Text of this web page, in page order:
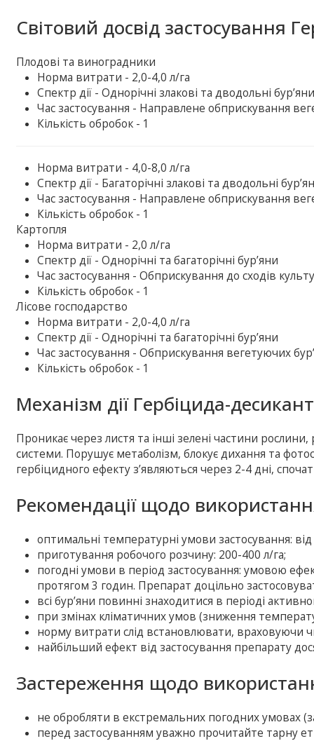
Світовий досвід застосування
Плодові та виноградники
Норма витрати - 2,0-4,0 л/га
Спектр дії - Однорічні злакові та дводольні
Час застосування - Направлене обприскування
Кількість обробок - 1
Норма витрати - 4,0-8,0 л/га
Спектр дії - Багаторічні злакові та дводольні
Час застосування - Направлене обприскування
Кількість обробок - 1
Картопля
Норма витрати - 2,0 л/га
Спектр дії - Однорічні та багаторічні бур’яни
Час застосування - Обприскування до сходів
Кількість обробок - 1
Лісове господарство
Норма витрати - 2,0-4,0 л/га
Спектр дії - Однорічні та багаторічні бур’яни
Час застосування - Обприскування вегетуючих
Кількість обробок - 1
Механізм дії Гербіцида-
Проникає через листя та інші зелені частини
системи. Порушує метаболізм, блокує дихання та
гербіцидного ефекту з’являються через 2-4 дні,
Рекомендації щодо
оптимальні температурні умови застосування:
приготування робочого розчину: 200-400 л/га;
погодні умови в період застосування: умовою
протягом 3 годин. Препарат доцільно
всі бур’яни повинні знаходитися в періоді
при змінах кліматичних умов (зниження
норму витрати слід встановлювати, враховуючи
найбільший ефект від застосування препарату
Застереження щодо
не обробляти в екстремальних погодних умовах
перед застосуванням уважно прочитайте тарну